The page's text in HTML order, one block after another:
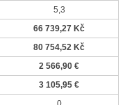
5,3
66 739,27 Kč
80 754,52 Kč
2 566,90 €
3 105,95 €